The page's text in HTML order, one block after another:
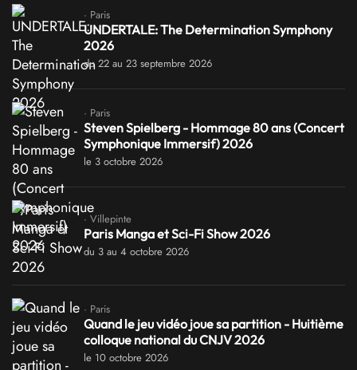
· Paris
UNDERTALE: The Determination Symphony
2026
du 22 au 23 septembre 2026
· Paris
Steven Spielberg - Hommage 80 ans (Concert
Symphonique Immersif) 2026
le 3 octobre 2026
· Villepinte
Paris Manga et Sci-Fi Show 2026
du 3 au 4 octobre 2026
· Paris
Quand le jeu vidéo joue sa partition - Huitième
colloque national du CNJV 2026
le 10 octobre 2026